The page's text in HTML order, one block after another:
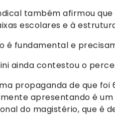
também afirmou
escolares e à
é fundamental e
ainda contestou o
propaganda de que foi
apresentando é um
do magistério, que é